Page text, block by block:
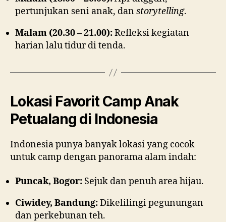
pertunjukan seni anak, danstorytelling.
Malam (20.30 – 21.00):Refleksi kegiatan
harian lalu tidur di tenda.
Lokasi Favorit Camp Anak
Petualang di Indonesia
Indonesia punya banyak lokasi yang cocok
untuk camp dengan panorama alam indah:
Puncak, Bogor: Sejuk dan penuh area hijau.
Ciwidey, Bandung:Dikelilingi pegunungan
dan perkebunan teh.